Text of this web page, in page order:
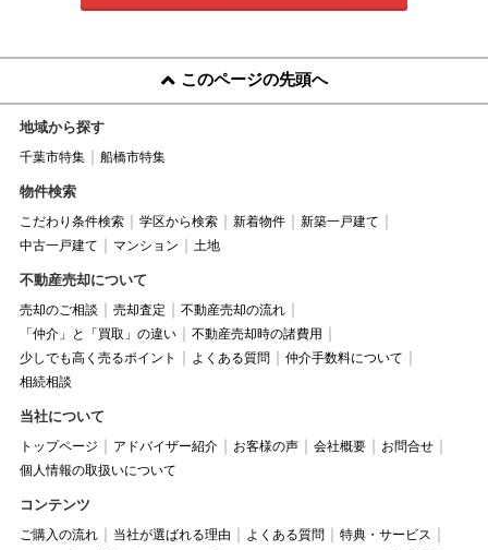
このページの先頭へ
地域から探す
千葉市特集 船橋市特集
物件検索
こだわり条件検索 学区から検索 新着物件
新築一戸建て
中古一戸建て
マンション 土地
不動産売却について
売却のご相談 売却査定
不動産売却の流れ
「仲介」と「買取」の違い
不動産売却時の諸費用
少しでも高く売るポイント
よくある質問
仲介手数料について
相続相談
当社について
トップページ アドバイザー紹介 お客様の声 会社概要
お問合せ
個人情報の取扱いについて
コンテンツ
ご購入の流れ 当社が選ばれる理由 よくある質問
特典・サービス